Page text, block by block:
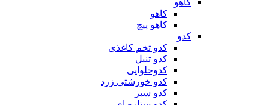
کاهو
کاهو
کاهو پیچ
کدو
کدو تخم کاغذی
کدو تنبل
کدوحلوایی
کدو خورشتی زرد
کدو سبز